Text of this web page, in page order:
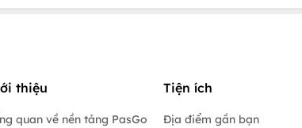
thiệu
quan về nền tảng PasGo
Tiện ích
Địa điểm gần bạn